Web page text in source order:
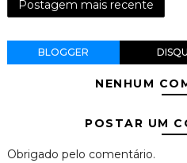
Postagem mais recente
BLOGGER
NENHUM
POSTAR UM
Obrigado pelo comentário.